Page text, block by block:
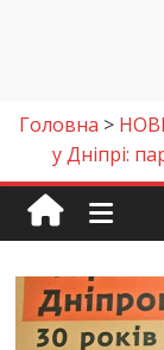
Головна >
у Дніпрі: